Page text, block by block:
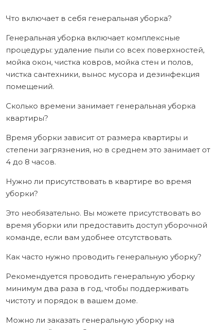
Что включает в себя генеральная уборка?
Генеральная уборка включает комплексные
процедуры: удаление пыли со всех поверхностей,
мойка окон, чистка ковров, мойка стен и полов,
чистка сантехники, вынос мусора и дезинфекция
помещений.
Сколько времени занимает генеральная уборка
квартиры?
Время уборки зависит от размера квартиры и
степени загрязнения, но в среднем это занимает от
4 до 8 часов.
Нужно ли присутствовать в квартире во время
уборки?
Это необязательно. Вы можете присутствовать во
время уборки или предоставить доступ уборочной
команде, если вам удобнее отсутствовать.
Как часто нужно проводить генеральную уборку?
Рекомендуется проводить генеральную уборку
минимум два раза в год, чтобы поддерживать
чистоту и порядок в вашем доме.
Можно ли заказать генеральную уборку на